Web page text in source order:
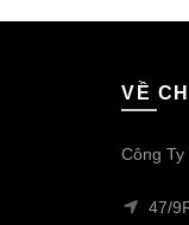
VỀ
Công
47/